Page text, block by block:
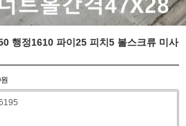
행정1610 파이25 피치5 볼스크류 미사
원